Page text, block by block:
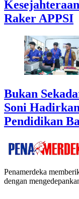
Raker APPSI
Bukan
Soni
Pendidikan
Penamerdeka
dengan